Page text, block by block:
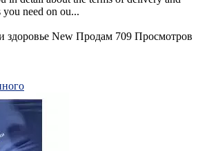
need on ou...
здоровье New Продам 709 Просмотров